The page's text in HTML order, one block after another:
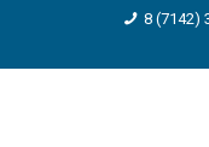
8 (7142)